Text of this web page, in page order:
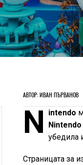
АВТОР: ИВАН ПЪРВАНОВ
N intendo
убедила
Страницата за